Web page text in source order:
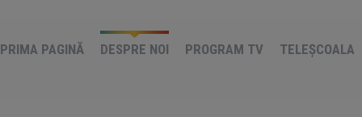
PRIMA PAGINĂ DESPRE NOI PROGRAM TV TELEȘCOALA